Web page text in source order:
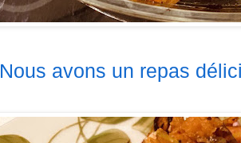
Nous avons un repas